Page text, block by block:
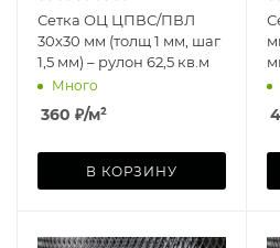
Сетка ОЦ ЦПВС/ПВЛ
30х30 мм (толщ 1 мм, шаг
1,5 мм) – рулон 62,5 кв.м
Много
360 ₽/м²
В КОРЗИНУ